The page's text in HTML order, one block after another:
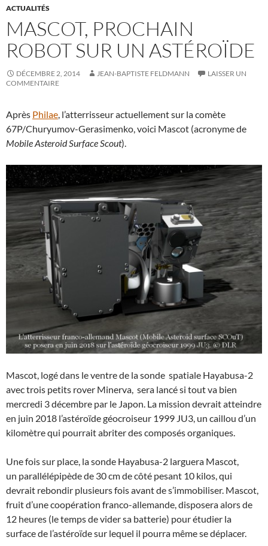
ACTUALITÉS
MASCOT, PROCHAIN
ROBOT SUR UN ASTÉROÏDE
DÉCEMBRE 2, 2014 JEAN-BAPTISTE FELDMANN
LAISSER UN
COMMENTAIRE
Après Philae , l’atterrisseur actuellement sur la comète
67P/Churyumov-Gerasimenko, voici Mascot (acronyme de
Mobile Asteroid Surface Scout).
Mascot, logé dans le ventre de la sonde spatiale Hayabusa-2
avec trois petits rover Minerva, sera lancé si tout va bien
mercredi 3 décembre par le Japon. La mission devrait atteindre
en juin 2018 l’astéroïde géocroiseur 1999 JU3, un caillou d’un
kilomètre qui pourrait abriter des composés organiques.
Une fois sur place, la sonde Hayabusa-2 larguera Mascot,
un parallélépipède de 30 cm de côté pesant 10 kilos, qui
devrait rebondir plusieurs fois avant de s’immobiliser. Mascot,
fruit d’une coopération franco-allemande, disposera alors de
12 heures (le temps de vider sa batterie) pour étudier la
surface de l’astéroïde sur lequel il pourra même se déplacer.